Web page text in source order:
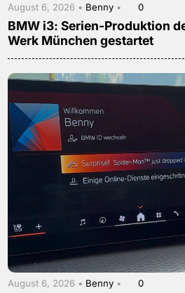
August 6, 2026 • Benny • 0
BMW i3: Serien-Produktion
Werk München gestartet
August 6, 2026 • Benny • 0